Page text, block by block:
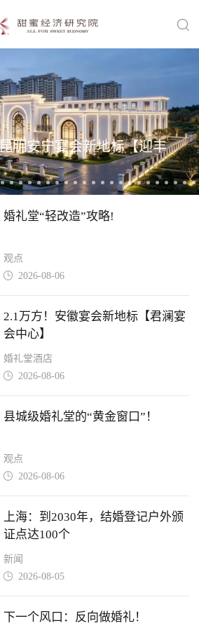

明安宁宴会新地标【迎丰
婚礼堂“轻改造”攻略!
观点
 2026-08-06
2.1万方！安徽宴会新地标【君澜宴
会中心】
婚礼堂酒店
 2026-08-06
县城级婚礼堂的“黄金窗口”！
观点
 2026-08-06
上海：到2030年，结婚登记户外颁
证点达100个
新闻
 2026-08-05
下一个风口：反向做婚礼！